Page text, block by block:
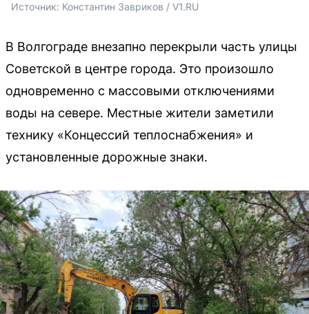
Источник: Константин Завриков / V1.RU
В Волгограде внезапно перекрыли часть улицы
Советской в центре города. Это произошло
одновременно с массовыми отключениями
воды на севере. Местные жители заметили
технику «Концессий теплоснабжения» и
установленные дорожные знаки.